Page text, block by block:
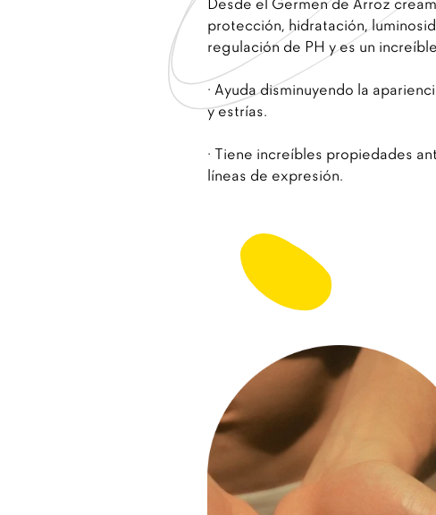
Desde el Germen de Arroz
protección, hidratación,
regulación de PH y es un
· Ayuda disminuyendo la
y estrías.
· Tiene increíbles propiedades
líneas de expresión.